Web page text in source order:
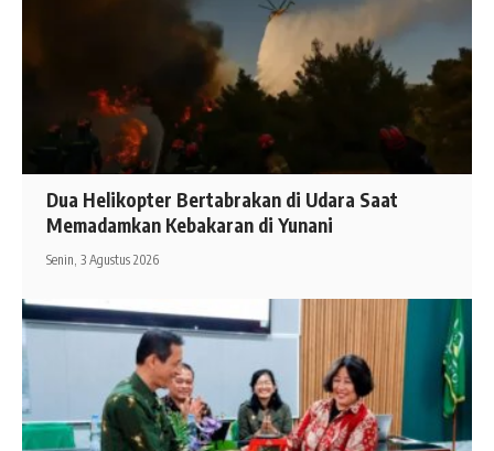
Dua Helikopter Bertabrakan di Udara Saat
Memadamkan Kebakaran di Yunani
Senin, 3 Agustus 2026